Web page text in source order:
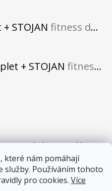
které nám pomáhají
služby. Používáním tohoto
pro cookies. Více
je 5 z 5 hvězdiček.
STOJAN fitness do vašeho obytného prostoru
je 5 z 5 hvězdiček.
+ STOJAN fitness do vašeho obytného prostoru
je 5 z 5 hvězdiček.
FORMULÁŘ